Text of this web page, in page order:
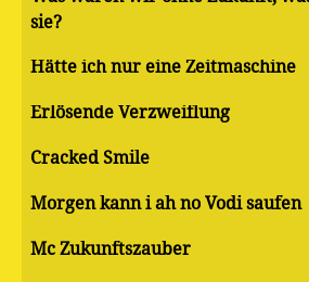
sie?
Hätte ich nur eine Zeitmaschine
Erlösende Verzweiflung
Cracked Smile
Morgen kann i ah no Vodi saufen
Mc Zukunftszauber